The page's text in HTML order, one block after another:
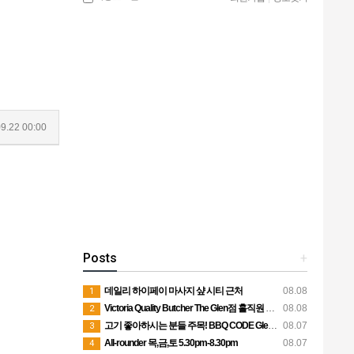
00:00
+
Posts
08.08
1
데일리 하이페이 마사지 샾 시티 근처
08.08
2
Victoria Quality Butcher The Glen점 홀직원 구인
08.07
3
고기 좋아하시는 분들 주목! BBQ CODE Glen Waverley에서 함께해요
08.07
4
All-rounder 목,금,토 5.30pm-8.30pm